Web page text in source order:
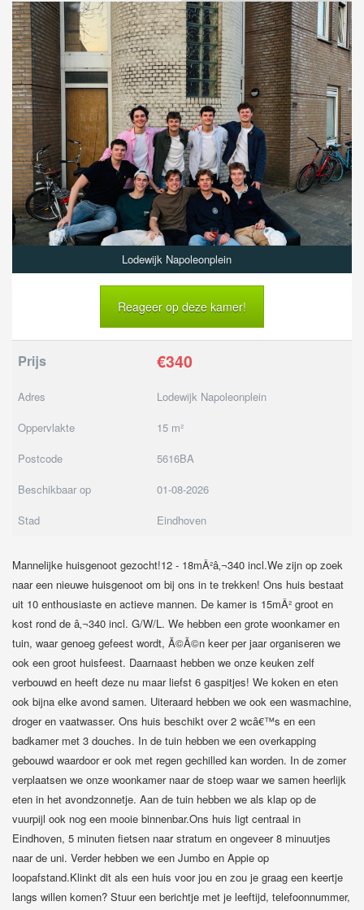
Lodewijk Napoleonplein
Reageer op deze kamer!
Prijs €340
Adres
Lodewijk Napoleonplein
Oppervlakte
15 m²
Postcode
5616BA
Beschikbaar op
01-08-2026
Stad
Eindhoven
Mannelijke huisgenoot gezocht!12 - 18mÂ²â‚¬340 incl.We zijn op zoek
naar een nieuwe huisgenoot om bij ons in te trekken! Ons huis bestaat
uit 10 enthousiaste en actieve mannen. De kamer is 15mÂ² groot en
kost rond de â‚¬340 incl. G/W/L. We hebben een grote woonkamer en
tuin, waar genoeg gefeest wordt, Ã©Ã©n keer per jaar organiseren we
ook een groot huisfeest. Daarnaast hebben we onze keuken zelf
verbouwd en heeft deze nu maar liefst 6 gaspitjes! We koken en eten
ook bijna elke avond samen. Uiteraard hebben we ook een wasmachine,
droger en vaatwasser. Ons huis beschikt over 2 wcâ€™s en een
badkamer met 3 douches. In de tuin hebben we een overkapping
gebouwd waardoor er ook met regen gechilled kan worden. In de zomer
verplaatsen we onze woonkamer naar de stoep waar we samen heerlijk
eten in het avondzonnetje. Aan de tuin hebben we als klap op de
vuurpijl ook nog een mooie binnenbar.Ons huis ligt centraal in
Eindhoven, 5 minuten fietsen naar stratum en ongeveer 8 minuutjes
naar de uni. Verder hebben we een Jumbo en Appie op
loopafstand.Klinkt dit als een huis voor jou en zou je graag een keertje
langs willen komen? Stuur een berichtje met je leeftijd, telefoonnummer,